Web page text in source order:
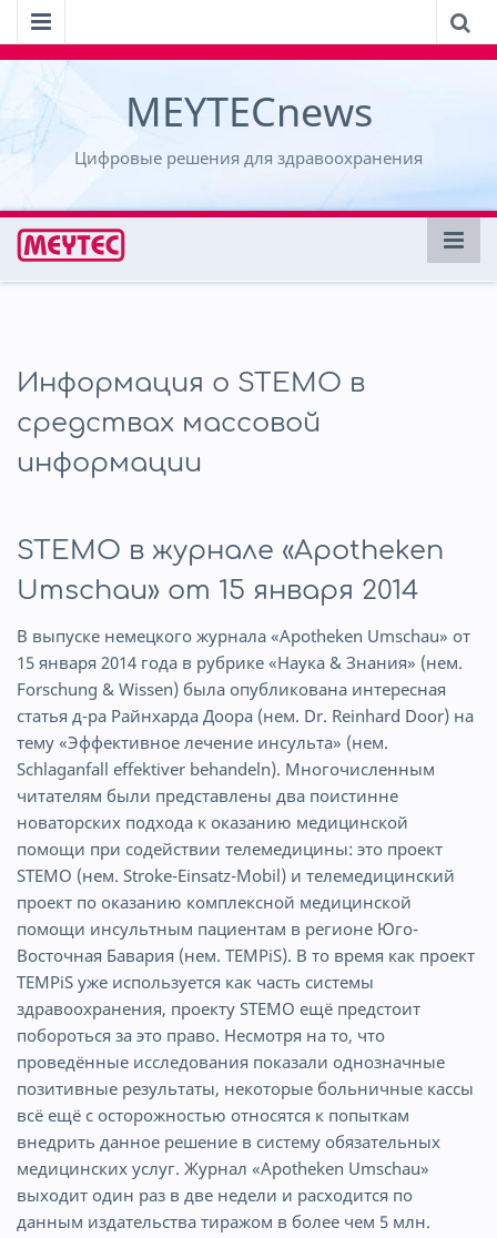
MEYTECnews
Цифровые решения для здравоохранения
Информация о STEMO в
средствах массовой
информации
STEMO в журнале «Apotheken
Umschau» от 15 января 2014
В выпуске немецкого журнала «Apotheken Umschau» от
15 января 2014 года в рубрике «Наука & Знания» (нем.
Forschung & Wissen) была опубликована интересная
статья д-ра Райнхарда Доора (нем. Dr. Reinhard Door) на
тему «Эффективное лечение инсульта» (нем.
Schlaganfall effektiver behandeln). Многочисленным
читателям были представлены два поистинне
новаторских подхода к оказанию медицинской
помощи при содействии телемедицины: это проект
STEMO (нем. Stroke-Einsatz-Mobil) и телемедицинский
проект по оказанию комплексной медицинской
помощи инсультным пациентам в регионе Юго-
Восточная Бавария (нем. TEMPiS). В то время как проект
TEMPiS уже используется как часть системы
здравоохранения, проекту STEMO ещё предстоит
побороться за это право. Несмотря на то, что
проведённые исследования показали однозначные
позитивные результаты, некоторые больничные кассы
всё ещё с осторожностью относятся к попыткам
внедрить данное решение в систему обязательных
медицинских услуг. Журнал «Apotheken Umschau»
выходит один раз в две недели и расходится по
данным издательства тиражом в более чем 5 млн.